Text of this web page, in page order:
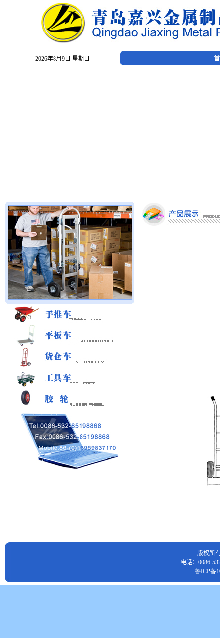
2026年8月9日 星期日
版权所
电话：0086-
鲁ICP备